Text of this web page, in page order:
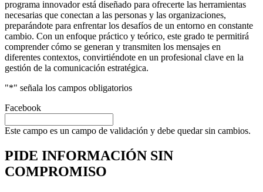
programa innovador está diseñado para ofrecerte las herramientas
necesarias que conectan a las personas y las organizaciones,
preparándote para enfrentar los desafíos de un entorno en constante
cambio. Con un enfoque práctico y teórico, este grado te permitirá
comprender cómo se generan y transmiten los mensajes en
diferentes contextos, convirtiéndote en un profesional clave en la
gestión de la comunicación estratégica.
"*" señala los campos obligatorios
Facebook
Este campo es un campo de validación y debe quedar sin cambios.
PIDE INFORMACIÓN SIN
COMPROMISO